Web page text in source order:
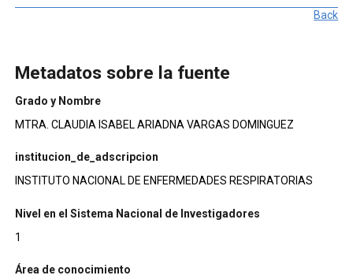
Back
Metadatos sobre la fuente
Grado y Nombre
MTRA. CLAUDIA ISABEL ARIADNA VARGAS DOMINGUEZ
institucion_de_adscripcion
INSTITUTO NACIONAL DE ENFERMEDADES RESPIRATORIAS
Nivel en el Sistema Nacional de Investigadores
1
Área de conocimiento